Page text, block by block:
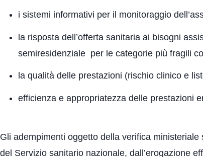
i sistemi informativi per il monitoraggio
la risposta dell’offerta sanitaria ai bisogni
semiresidenziale per le categorie più fragili
la qualità delle prestazioni (rischio clinico e
efficienza e appropriatezza delle prestazioni
Gli adempimenti oggetto della verifica
del Servizio sanitario nazionale, dall’erogazione